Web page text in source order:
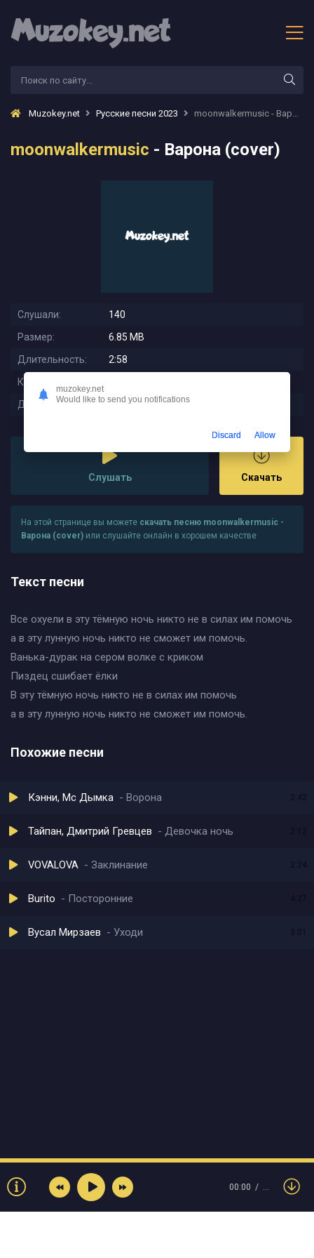
Muzokey.net Русские песни 2023 moonwalkermusic - Варона (cover)
moonwalkermusic - Варона (cover)
Слушали:
140
Размер:
6.85 MB
Длительность:
2:58
Качество:
Дата релиза:
2025-12-04 12:31:02
Слушать Скачать
На этой странице вы можете скачать песню moonwalkermusic -
Варона (cover) или слушайте онлайн в хорошем качестве
Текст песни
Все охуели в эту тёмную ночь никто не в силах им помочь
а в эту лунную ночь никто не сможет им помочь.
Ванька-дурак на сером волке с криком
Пиздец сшибает ёлки
В эту тёмную ночь никто не в силах им помочь
а в эту лунную ночь никто не сможет им помочь.
Похожие песни
Кэнни, Мс Дымка Ворона 2:42
Тайпан, Дмитрий Гревцев Девочка ночь
VOVALOVA Заклинание 2:24
Burito Посторонние
Вусал Мирзаев Уходи 3:01
00:00 …
muzokey.net
Would like to send you notifications
Discard Allow